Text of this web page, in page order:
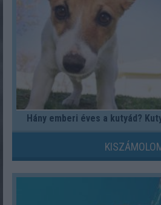
Hány emberi éves a kutyád?